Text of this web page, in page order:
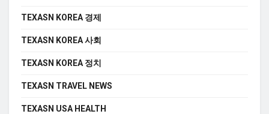
TEXASN KOREA 경제
TEXASN KOREA 사회
TEXASN KOREA 정치
TEXASN TRAVEL NEWS
TEXASN USA HEALTH